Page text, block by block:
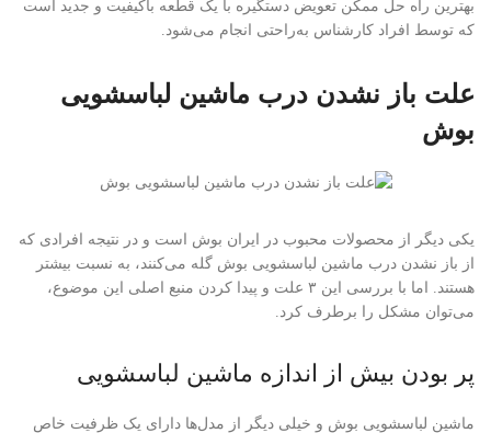
بهترین راه حل ممکن تعویض دستگیره با یک قطعه باکیفیت و جدید است
که توسط افراد کارشناس به‌راحتی انجام می‌شود.
علت باز نشدن درب ماشین لباسشویی
بوش
یکی دیگر از محصولات محبوب در ایران بوش است و در نتیجه افرادی که
از باز نشدن درب ماشین لباسشویی بوش گله می‌کنند، به نسبت بیشتر
هستند. اما با بررسی این ۳ علت و پیدا کردن منبع اصلی این موضوع،
می‌توان مشکل را برطرف کرد.
پر بودن بیش از اندازه ماشین لباسشویی
ماشین لباسشویی بوش و خیلی دیگر از مدل‌ها دارای یک ظرفیت خاص